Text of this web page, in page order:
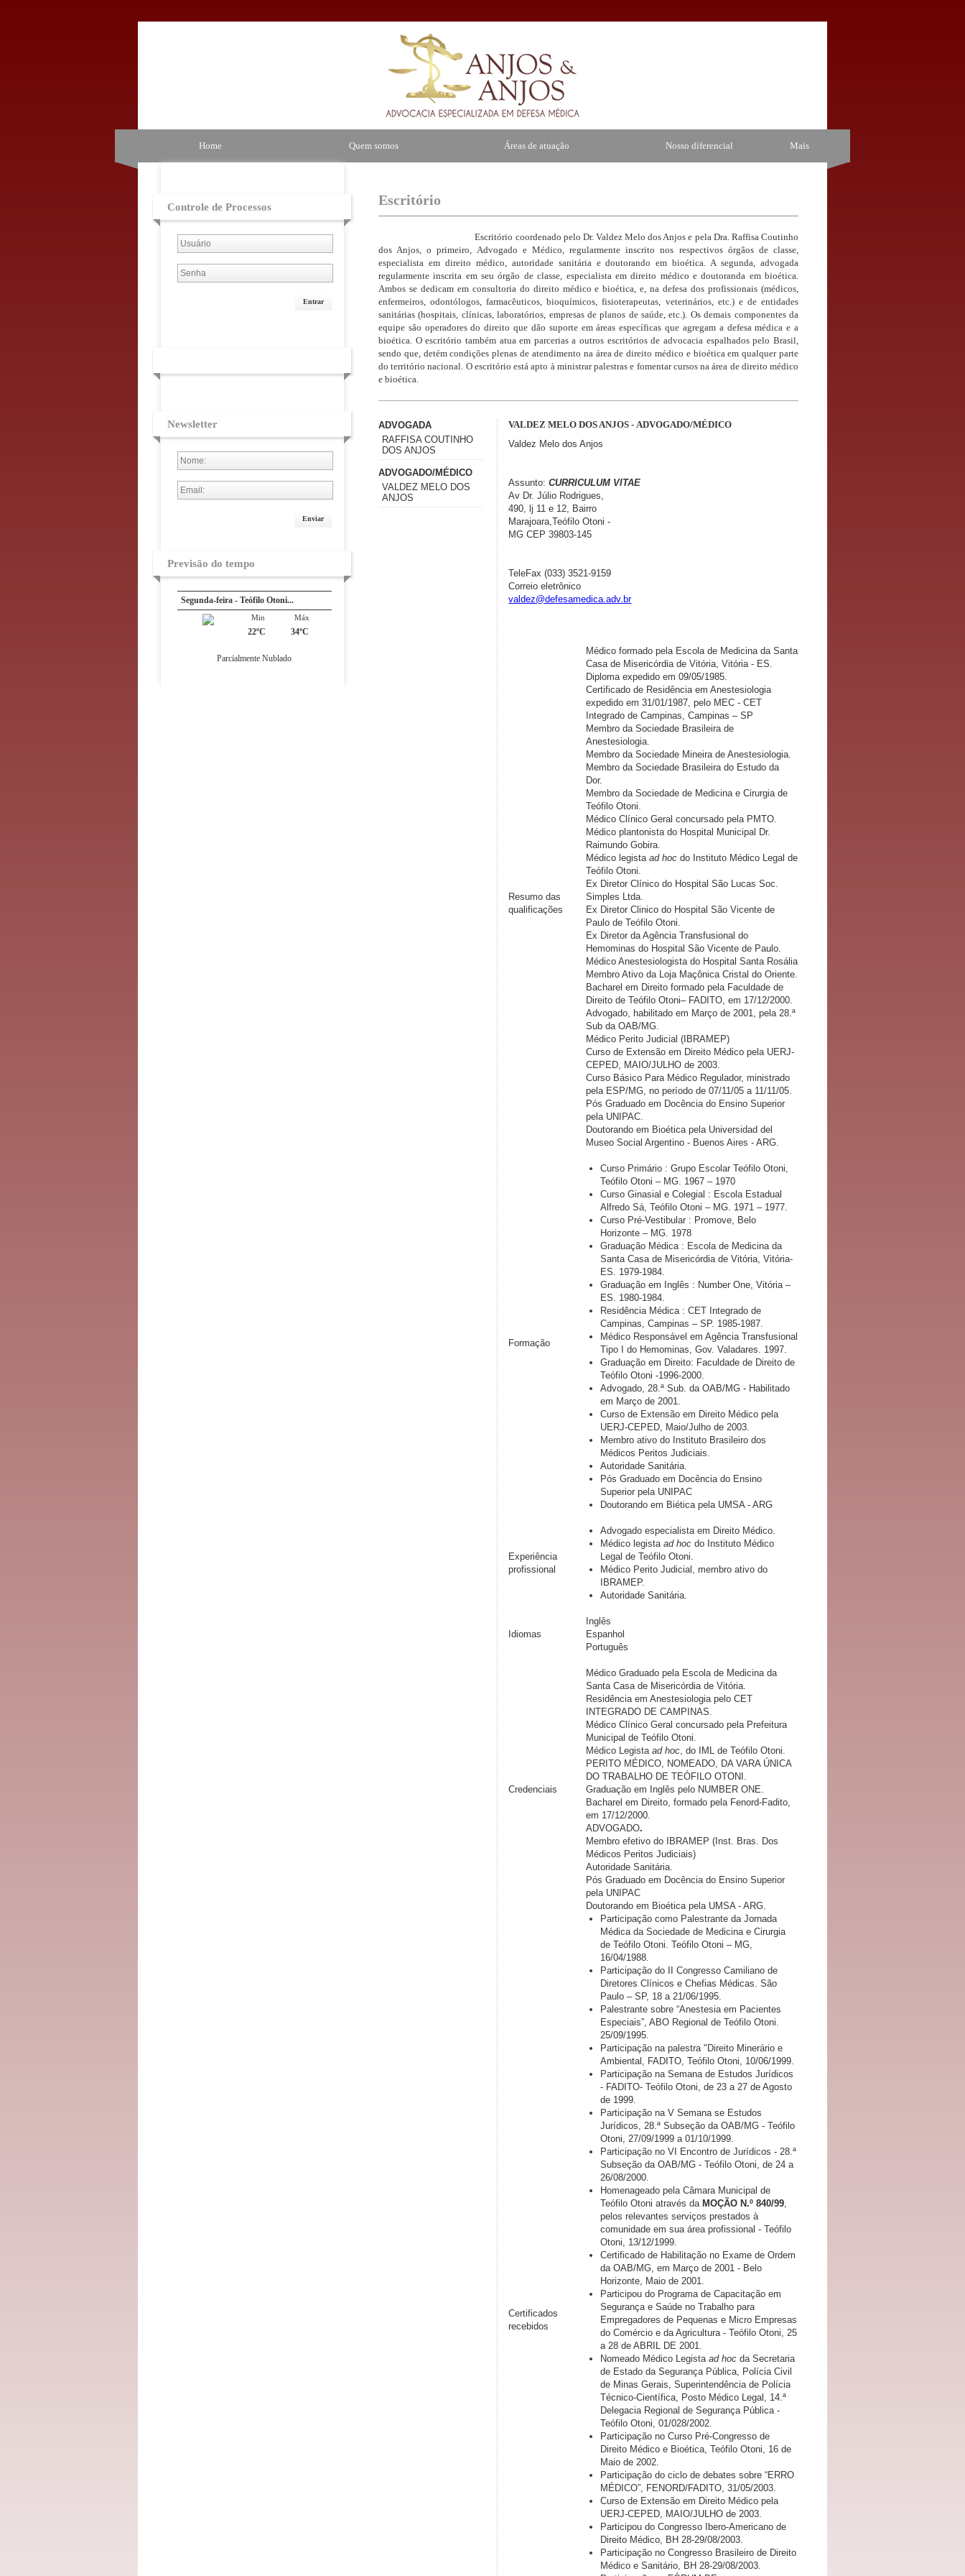
Home Quem somos Áreas de atuação Nosso diferencial Mais
Controle de Processos
Entrar
Newsletter
Enviar
Previsão do tempo
Segunda-feira - Teófilo Otoni...
Máx
34ºC
Min
22ºC
Parcialmente Nublado
Escritório
Escritório coordenado pelo Dr. Valdez Melo dos Anjos e pela Dra. Raffisa Coutinho
dos Anjos, o primeiro, Advogado e Médico, regularmente inscrito nos respectivos órgãos de classe,
especialista em direito médico, autoridade sanitária e doutorando em bioética. A segunda, advogada
regularmente inscrita em seu órgão de classe, especialista em direito médico e doutoranda em bioética.
Ambos se dedicam em consultoria do direito médico e bioética, e, na defesa dos profissionais (médicos,
enfermeiros, odontólogos, farmacêuticos, bioquímicos, fisioterapeutas, veterinários, etc.) e de entidades
sanitárias (hospitais, clínicas, laboratórios, empresas de planos de saúde, etc.). Os demais componentes da
equipe são operadores do direito que dão suporte em áreas específicas que agregam a defesa médica e a
bioética. O escritório também atua em parcerias a outros escritórios de advocacia espalhados pelo Brasil,
sendo que, detém condições plenas de atendimento na área de direito médico e bioética em qualquer parte
do território nacional. O escritório está apto à ministrar palestras e fomentar cursos na área de direito médico
e bioética.
VALDEZ MELO DOS ANJOS - ADVOGADO/MÉDICO
Valdez Melo dos Anjos
Assunto:CURRICULUM VITAE
Av Dr. Júlio Rodrigues,
490, lj 11 e 12, Bairro
Marajoara,Teófilo Otoni -
MG CEP 39803-145
TeleFax (033) 3521-9159
Correio eletrônico
valdez@defesamedica.adv.br
Resumo das
qualificações
Médico formado pela Escola de Medicina da Santa
Casa de Misericórdia de Vitória, Vitória - ES.
Diploma expedido em 09/05/1985.
Certificado de Residência em Anestesiologia
expedido em 31/01/1987, pelo MEC - CET
Integrado de Campinas, Campinas – SP
Membro da Sociedade Brasileira de
Anestesiologia.
Membro da Sociedade Mineira de Anestesiologia.
Membro da Sociedade Brasileira do Estudo da
Dor.
Membro da Sociedade de Medicina e Cirurgia de
Teófilo Otoni.
Médico Clínico Geral concursado pela PMTO.
Médico plantonista do Hospital Municipal Dr.
Raimundo Gobira.
Médico legistaad hoc do Instituto Médico Legal de
Teófilo Otoni.
Ex Diretor Clínico do Hospital São Lucas Soc.
Simples Ltda.
Ex Diretor Clinico do Hospital São Vicente de
Paulo de Teófilo Otoni.
Ex Diretor da Agência Transfusional do
Hemominas do Hospital São Vicente de Paulo.
Médico Anestesiologista do Hospital Santa Rosália
Membro Ativo da Loja Maçônica Cristal do Oriente.
Bacharel em Direito formado pela Faculdade de
Direito de Teófilo Otoni– FADITO, em 17/12/2000.
Advogado, habilitado em Março de 2001, pela 28.ª
Sub da OAB/MG.
Médico Perito Judicial (IBRAMEP)
Curso de Extensão em Direito Médico pela UERJ-
CEPED, MAIO/JULHO de 2003.
Curso Básico Para Médico Regulador, ministrado
pela ESP/MG, no período de 07/11/05 a 11/11/05.
Pós Graduado em Docência do Ensino Superior
pela UNIPAC.
Doutorando em Bioética pela Universidad del
Museo Social Argentino - Buenos Aires - ARG.
Formação
Curso Primário : Grupo Escolar Teófilo Otoni,
Teófilo Otoni – MG. 1967 – 1970
Curso Ginasial e Colegial : Escola Estadual
Alfredo Sá, Teófilo Otoni – MG. 1971 – 1977.
Curso Pré-Vestibular : Promove, Belo
Horizonte – MG. 1978
Graduação Médica : Escola de Medicina da
Santa Casa de Misericórdia de Vitória, Vitória-
ES. 1979-1984.
Graduação em Inglês : Number One, Vitória –
ES. 1980-1984.
Residência Médica : CET Integrado de
Campinas, Campinas – SP. 1985-1987.
Médico Responsável em Agência Transfusional
Tipo I do Hemominas, Gov. Valadares. 1997.
Graduação em Direito: Faculdade de Direito de
Teófilo Otoni -1996-2000.
Advogado, 28.ª Sub. da OAB/MG - Habilitado
em Março de 2001.
Curso de Extensão em Direito Médico pela
UERJ-CEPED, Maio/Julho de 2003.
Membro ativo do Instituto Brasileiro dos
Médicos Peritos Judiciais.
Autoridade Sanitária.
Pós Graduado em Docência do Ensino
Superior pela UNIPAC
Doutorando em Biética pela UMSA - ARG
Experiência
profissional
Advogado especialista em Direito Médico.
Médico legistaad hoc do Instituto Médico
Legal de Teófilo Otoni.
Médico Perito Judicial, membro ativo do
IBRAMEP.
Autoridade Sanitária.
Idiomas
Inglês
Espanhol
Português
Credenciais
Médico Graduado pela Escola de Medicina da
Santa Casa de Misericórdia de Vitória.
Residência em Anestesiologia pelo CET
INTEGRADO DE CAMPINAS.
Médico Clínico Geral concursado pela Prefeitura
Municipal de Teófilo Otoni.
Médico Legistaad hoc, do IML de Teófilo Otoni.
PERITO MÉDICO, NOMEADO, DA VARA ÚNICA
DO TRABALHO DE TEÓFILO OTONI.
Graduação em Inglês pelo NUMBER ONE.
Bacharel em Direito, formado pela Fenord-Fadito,
em 17/12/2000.
ADVOGADO.
Membro efetivo do IBRAMEP (Inst. Bras. Dos
Médicos Peritos Judiciais)
Autoridade Sanitária.
Pós Graduado em Docência do Ensino Superior
pela UNIPAC
Doutorando em Bioética pela UMSA - ARG.
Certificados
recebidos
Participação como Palestrante da Jornada
Médica da Sociedade de Medicina e Cirurgia
de Teófilo Otoni. Teófilo Otoni – MG,
16/04/1988.
Participação do II Congresso Camiliano de
Diretores Clínicos e Chefias Médicas. São
Paulo – SP, 18 a 21/06/1995.
Palestrante sobre “Anestesia em Pacientes
Especiais”, ABO Regional de Teófilo Otoni.
25/09/1995.
Participação na palestra "Direito Minerário e
Ambiental, FADITO, Teófilo Otoni, 10/06/1999.
Participação na Semana de Estudos Jurídicos
- FADITO- Teófilo Otoni, de 23 a 27 de Agosto
de 1999.
Participação na V Semana se Estudos
Jurídicos, 28.ª Subseção da OAB/MG - Teófilo
Otoni, 27/09/1999 a 01/10/1999.
Participação no VI Encontro de Jurídicos - 28.ª
Subseção da OAB/MG - Teófilo Otoni, de 24 a
26/08/2000.
Homenageado pela Câmara Municipal de
Teófilo Otoni através da MOÇÃO N.º 840/99,
pelos relevantes serviços prestados à
comunidade em sua área profissional - Teófilo
Otoni, 13/12/1999.
Certificado de Habilitação no Exame de Ordem
da OAB/MG, em Março de 2001 - Belo
Horizonte, Maio de 2001.
Participou do Programa de Capacitação em
Segurança e Saúde no Trabalho para
Empregadores de Pequenas e Micro Empresas
do Comércio e da Agricultura - Teófilo Otoni, 25
a 28 de ABRIL DE 2001.
Nomeado Médico Legistaad hoc da Secretaria
de Estado da Segurança Pública, Polícia Civil
de Minas Gerais, Superintendência de Polícia
Técnico-Científica, Posto Médico Legal, 14.ª
Delegacia Regional de Segurança Pública -
Teófilo Otoni, 01/028/2002.
Participação no Curso Pré-Congresso de
Direito Médico e Bioética, Teófilo Otoni, 16 de
Maio de 2002.
Participação do ciclo de debates sobre “ERRO
MÉDICO”, FENORD/FADITO, 31/05/2003.
Curso de Extensão em Direito Médico pela
UERJ-CEPED, MAIO/JULHO de 2003.
Participou do Congresso Ibero-Americano de
Direito Médico, BH 28-29/08/2003.
Participação no Congresso Brasileiro de Direito
Médico e Sanitário, BH 28-29/08/2003.
ADVOGADA
RAFFISA COUTINHO
DOS ANJOS
ADVOGADO/MÉDICO
VALDEZ MELO DOS
ANJOS